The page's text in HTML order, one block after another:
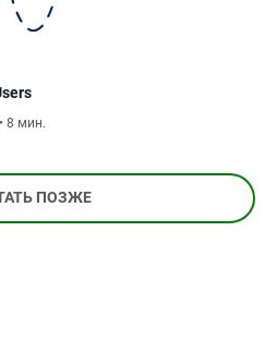
8 мин.
ПОЗЖЕ